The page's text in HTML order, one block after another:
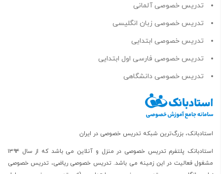
تدریس خصوصی آلمانی
تدریس خصوصی زبان انگلیسی
تدریس خصوصی ابتدایی
تدریس خصوصی فارسی اول ابتدایی
تدریس خصوصی دانشگاهی
استادبانک، بزرگ‌ترین شبکه تدریس خصوصی در ایران
استادبانک پلتفرم تدریس خصوصی در منزل و آنلاین
می باشد که از سال ۱۳۹۴
مشغول فعالیت در این زمینه می باشد.تدریس خصوصی ریاضی، تدریس خصوصی